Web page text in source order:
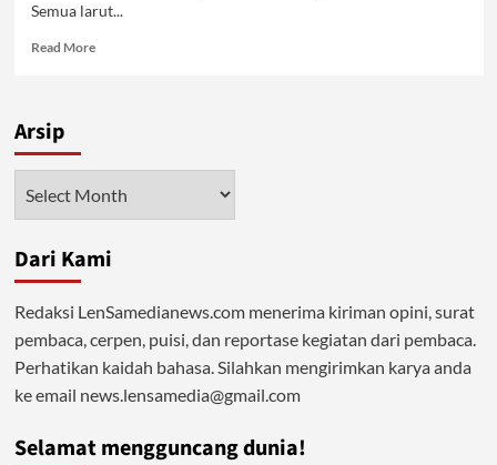
Semua larut...
Read MoreRead
Dunia
Dengan
Arsip
Dari Kami
Redaksi LenSamedianews.com menerima kiriman opini, surat
pembaca, cerpen, puisi, dan reportase kegiatan dari pembaca.
Perhatikan kaidah bahasa. Silahkan mengirimkan karya anda
ke email news.lensamedia@gmail.com
Selamat mengguncang dunia!